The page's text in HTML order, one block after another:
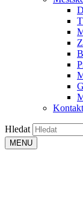
Hledat
MENU